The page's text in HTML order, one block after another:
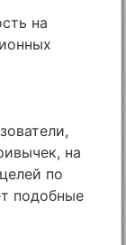
на
на
по
подобные